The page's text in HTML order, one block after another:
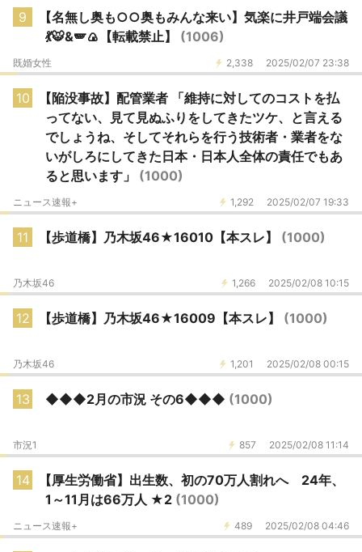
9
【名無し奥も○○奥もみんな来い】気楽に井戸端会議
💃🐯&🪽🍙【転載禁止】 (1006)
2,338 2025/02/07 23:38
既婚女性
10
【陥没事故】配管業者 「維持に対してのコストを払
ってない、見て見ぬふりをしてきたツケ、と言える
でしょうね、そしてそれらを行う技術者・業者をな
いがしろにしてきた日本・日本人全体の責任でもあ
ると思います」 (1000)
1,292 2025/02/07 19:33
ニュース速報+
11 【歩道橋】乃木坂46★16010【本スレ】 (1000)
1,266 2025/02/08 10:15
乃木坂46
12 【歩道橋】乃木坂46★16009【本スレ】 (1000)
1,201 2025/02/08 00:15
乃木坂46
13 ◆◆◆2月の市況 その6◆◆◆ (1000)
857 2025/02/08 11:14
市況1
14
【厚生労働省】出生数、初の70万人割れへ 24年、
1～11月は66万人 ★2 (1000)
489 2025/02/08 04:46
ニュース速報+